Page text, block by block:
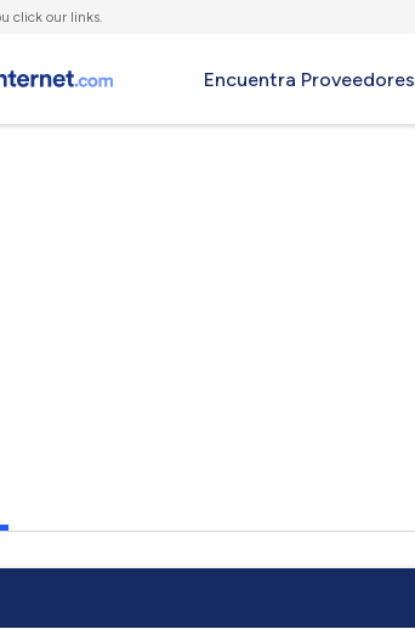
click our links.
Encuentra Proveedores